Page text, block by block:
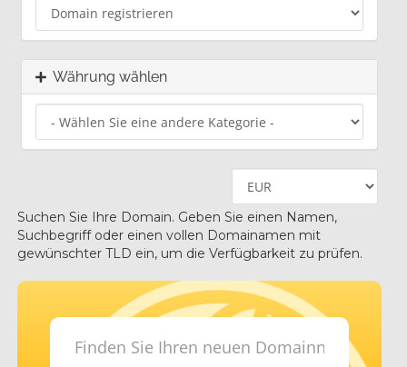
Währung wählen
Suchen Sie Ihre Domain. Geben Sie einen Namen,
Suchbegriff oder einen vollen Domainamen mit
gewünschter TLD ein, um die Verfügbarkeit zu prüfen.